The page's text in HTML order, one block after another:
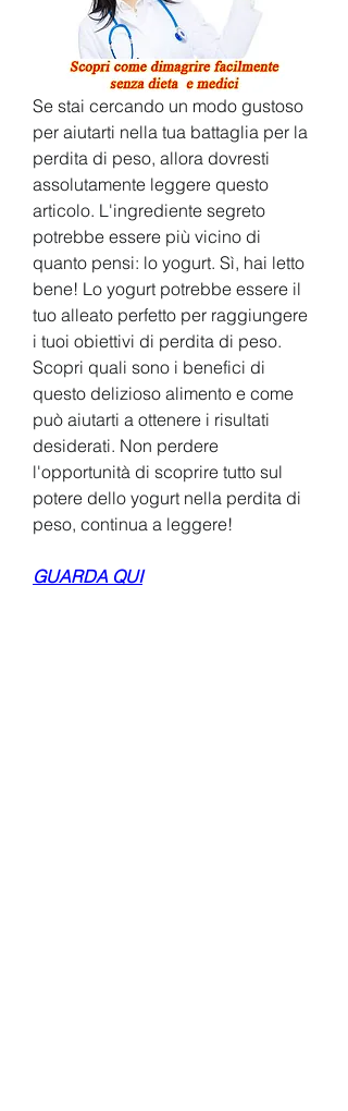
Se stai cercando un modo gustoso
per aiutarti nella tua battaglia per la
perdita di peso, allora dovresti
assolutamente leggere questo
articolo. L'ingrediente segreto
potrebbe essere più vicino di
quanto pensi: lo yogurt. Sì, hai letto
bene! Lo yogurt potrebbe essere il
tuo alleato perfetto per raggiungere
i tuoi obiettivi di perdita di peso.
Scopri quali sono i benefici di
questo delizioso alimento e come
può aiutarti a ottenere i risultati
desiderati. Non perdere
l'opportunità di scoprire tutto sul
potere dello yogurt nella perdita di
peso, continua a leggere!
GUARDA QUI